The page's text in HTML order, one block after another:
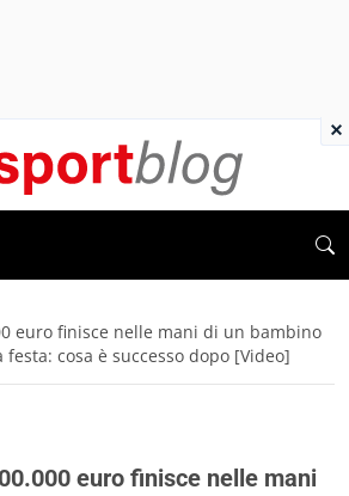
euro finisce nelle mani di un bambino
cosa è successo dopo [Video]
euro finisce nelle mani
×